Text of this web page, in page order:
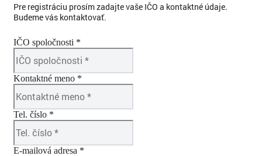
Pre registráciu prosím zadajte vaše IČO a kontaktné údaje.
Budeme vás kontaktovať.
IČO spoločnosti *
Kontaktné meno *
Tel. číslo *
E-mailová adresa *